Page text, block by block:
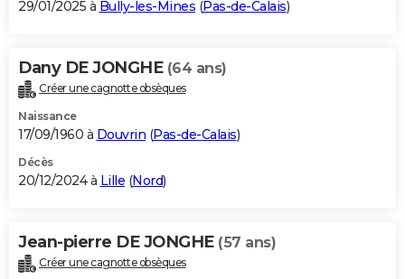
29/01/2025 à Bully-les-Mines (Pas-de-Calais)
Dany DE JONGHE (64 ans)
Créer une cagnotte obsèques
Naissance
17/09/1960 à Douvrin (Pas-de-Calais)
Décès
20/12/2024 à Lille (Nord)
Jean-pierre DE JONGHE (57 ans)
Créer une cagnotte obsèques